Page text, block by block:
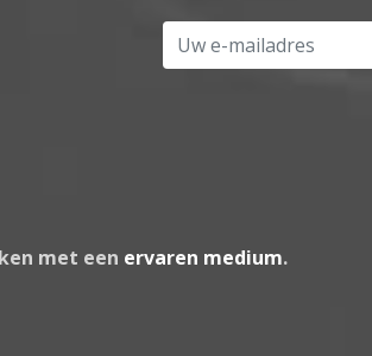
Uw e-mailadres
met een ervaren medium.